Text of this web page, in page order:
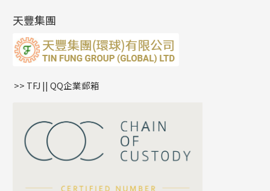
雙十字鏈系列
水波鏈系列
蛇骨鏈系列
鏈尾系列
嘴唇鏈系列
S車花鏈系列
珍珠鏈系列
坦克鏈系列
滿天星鏈系列
耳環扣系列
耳綫/耳鈎系列
耳環爪頭
耳環
字母吊墜
相盒吊墜
項鏈吊墜
生肖吊墜
星座吊墜
珠扣
天豐集團
>> TFJ || QQ企業郵箱